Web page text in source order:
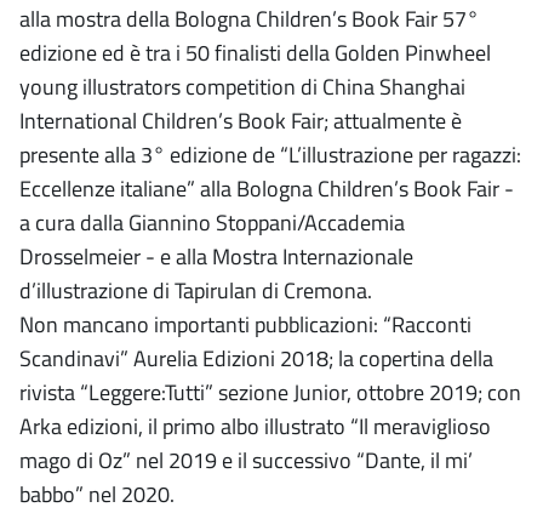
alla mostra della Bologna Children’s Book Fair 57°
edizione ed è tra i 50 finalisti della Golden Pinwheel
young illustrators competition di China Shanghai
International Children’s Book Fair; attualmente è
presente alla 3° edizione de “L’illustrazione per ragazzi:
Eccellenze italiane” alla Bologna Children’s Book Fair -
a cura dalla Giannino Stoppani/Accademia
Drosselmeier - e alla Mostra Internazionale
d’illustrazione di Tapirulan di Cremona.
Non mancano importanti pubblicazioni: “Racconti
Scandinavi” Aurelia Edizioni 2018; la copertina della
rivista “Leggere:Tutti” sezione Junior, ottobre 2019; con
Arka edizioni, il primo albo illustrato “Il meraviglioso
mago di Oz” nel 2019 e il successivo “Dante, il mi’
babbo” nel 2020.